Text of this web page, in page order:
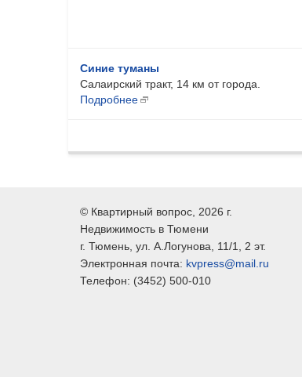
Синие туманы
Салаирский тракт, 14 км от города.
Подробнее
© Квартирный вопрос , 2026 г.
Недвижимость в Тюмени
г. Тюмень , ул. А.Логунова, 11/1, 2 эт.
Электронная почта: kvpress@mail.ru
Телефон: (3452) 500-010